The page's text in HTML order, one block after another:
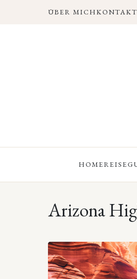
ÜBER MICHKONTAKT
HOME
Arizona